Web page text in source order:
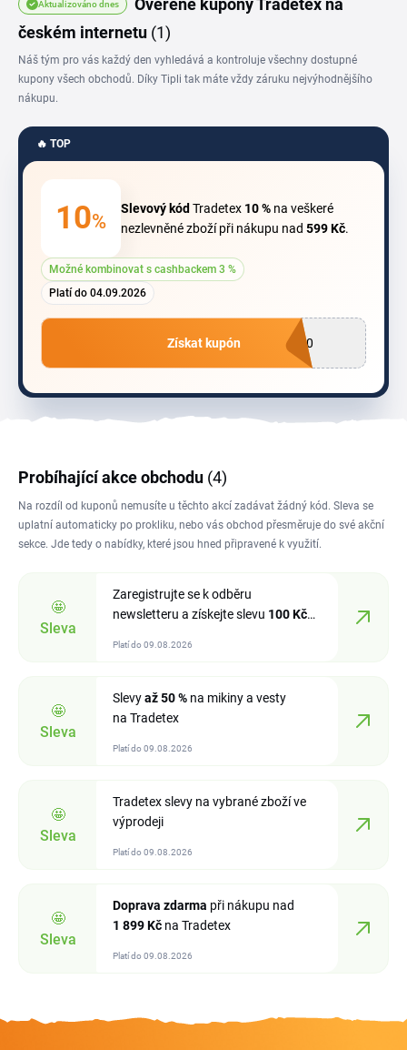
zvolené velikosti, takže nákup pracovního oblečení online je bez rizika.
Aktualizováno dnes
Ověřené kupóny Tradetex na
českém internetu (1)
Náš tým pro vás každý den vyhledává a kontroluje všechny dostupné
kupony všech obchodů. Díky Tipli tak máte vždy záruku nejvýhodnějšího
nákupu.
🔥 TOP
10%
Slevový kód Tradetex 10 % na veškeré
nezlevněné zboží při nákupu nad 599 Kč.
Možné kombinovat s cashbackem 3 %
Platí do 04.09.2026
E10
Získat kupón
Probíhající akce obchodu (4)
Na rozdíl od kuponů nemusíte u těchto akcí zadávat žádný kód. Sleva se
uplatní automaticky po prokliku, nebo vás obchod přesměruje do své akční
sekce. Jde tedy o nabídky, které jsou hned připravené k využití.
🤩
Sleva
Zaregistrujte se k odběru
newsletteru a získejte slevu 100 Kč
Platí do 09.08.2026
🤩
Sleva
Slevyaž 50 % na mikiny a vesty
na Tradetex
Platí do 09.08.2026
🤩
Sleva
Tradetex slevy na vybrané zboží ve
výprodeji
Platí do 09.08.2026
🤩
Sleva
Doprava zdarma při nákupu nad
1 899 Kč na Tradetex
Platí do 09.08.2026